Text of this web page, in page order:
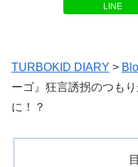
LINE
TURBOKID DIARY >
ーゴ』狂言誘拐のつも
に！？